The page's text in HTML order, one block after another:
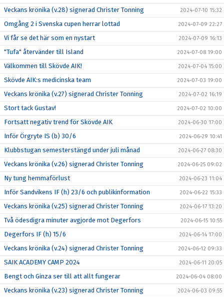
Veckans krönika (v.28) signerad Christer Tonning 2024-07-10 15:32
Omgång 2 i Svenska cupen herrar lottad 2024-07-09 22:27
Vi får se det här som en nystart 2024-07-09 16:13
"Tufa" återvänder till Island 2024-07-08 19:00
Välkommen till Skövde AIK! 2024-07-04 15:00
Skövde AIK:s medicinska team 2024-07-03 19:00
Veckans krönika (v.27) signerad Christer Tonning 2024-07-02 16:19
Stort tack Gustav! 2024-07-02 10:00
Fortsatt negativ trend för Skövde AIK 2024-06-30 17:00
Inför Örgryte IS (b) 30/6 2024-06-29 10:41
Klubbstugan semesterstängd under juli månad 2024-06-27 08:30
Veckans krönika (v.26) signerad Christer Tonning 2024-06-25 09:02
Ny tung hemmaförlust 2024-06-23 11:04
Inför Sandvikens IF (h) 23/6 och publikinformation 2024-06-22 15:33
Veckans krönika (v.25) signerad Christer Tonning 2024-06-17 13:20
Två ödesdigra minuter avgjorde mot Degerfors 2024-06-15 10:55
Degerfors IF (h) 15/6 2024-06-14 17:00
Veckans krönika (v.24) signerad Christer Tonning 2024-06-12 09:33
SAIK ACADEMY CAMP 2024 2024-06-11 20:05
Bengt och Ginza ser till att allt fungerar 2024-06-04 08:00
Veckans krönika (v.23) signerad Christer Tonning 2024-06-03 09:55